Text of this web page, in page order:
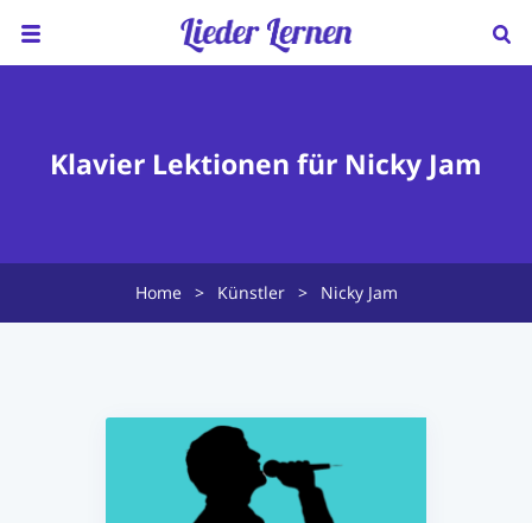
Über uns
Klavierunterricht
Klavier Lektionen für Nicky Jam
Home > Künstler > Nicky Jam